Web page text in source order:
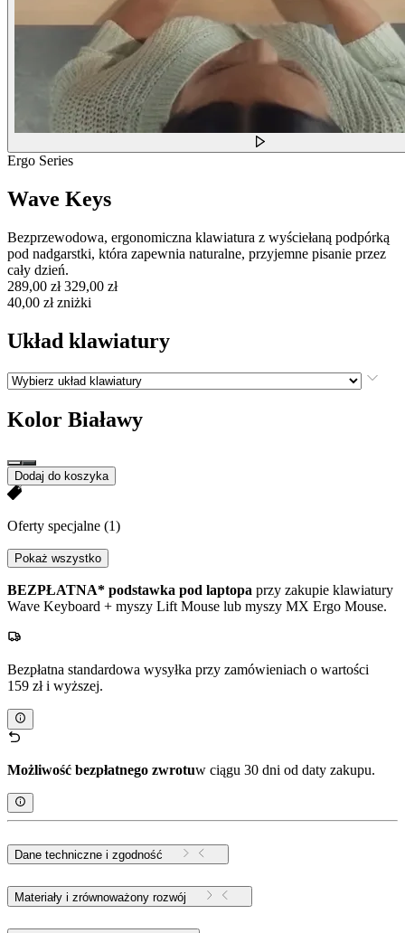
Ergo Series
Wave Keys
Bezprzewodowa, ergonomiczna klawiatura z wyściełaną podpórką
pod nadgarstki, która zapewnia naturalne, przyjemne pisanie przez
cały dzień.
289,00 zł 329,00 zł
40,00 zł zniżki
Układ klawiatury
Kolor Białawy
Dodaj do koszyka
Oferty specjalne (1)
Pokaż wszystko
BEZPŁATNA* podstawka pod laptopa przy zakupie klawiatury
Wave Keyboard + myszy Lift Mouse lub myszy MX Ergo Mouse.
Bezpłatna standardowa wysyłka przy zamówieniach o wartości
159 zł i wyższej.
Możliwość bezpłatnego zwrotuw ciągu 30 dni od daty zakupu.
Dane techniczne i zgodność
Materiały i zrównoważony rozwój